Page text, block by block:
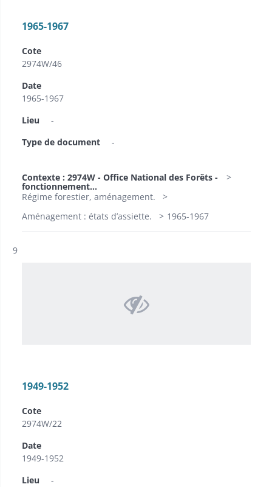
1965-1967
Cote
2974W/46
Date
1965-1967
Lieu
-
Type de document
-
Contexte : 2974W - Office National des Forêts -
fonctionnement...
Régime forestier, aménagement.
Aménagement : états d’assiette.
1965-1967
Résultat n°
9
1949-1952
Cote
2974W/22
Date
1949-1952
Lieu
-